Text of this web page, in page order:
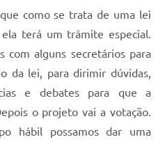
como se trata de uma lei
terá um trâmite especial.
com alguns secretários para
da lei, para dirimir dúvidas,
e debates para que a
o projeto vai a votação.
hábil possamos dar uma